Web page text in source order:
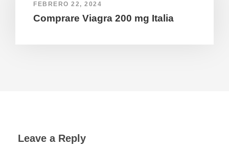
FEBRERO 22, 2024
Comprare Viagra 200 mg Italia
Leave a Reply